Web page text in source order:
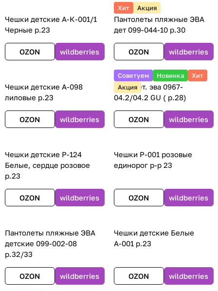
Чешки детские А-К-001/1
Черные р.23
OZON wildberries
Хит Акция
Пантолеты пляжные ЭВА
дет 099-044-10 р.30
OZON wildberries
Чешки детские А-098
лиловые р.23
OZON wildberries
Советуем Новинка
Хит
Акция
Сабо дет. эва 0967-
04.2/04.2 GU ( р.28)
OZON wildberries
Чешки детские Р-124
Белые, сердце розовое
р.23
OZON wildberries
Чешки Р-001 розовые
единорог р-р 23
OZON wildberries
Пантолеты пляжные ЭВА
детские 099-002-08
р.32/33
OZON wildberries
Чешки детские Белые
А-001 р.23
OZON wildberries